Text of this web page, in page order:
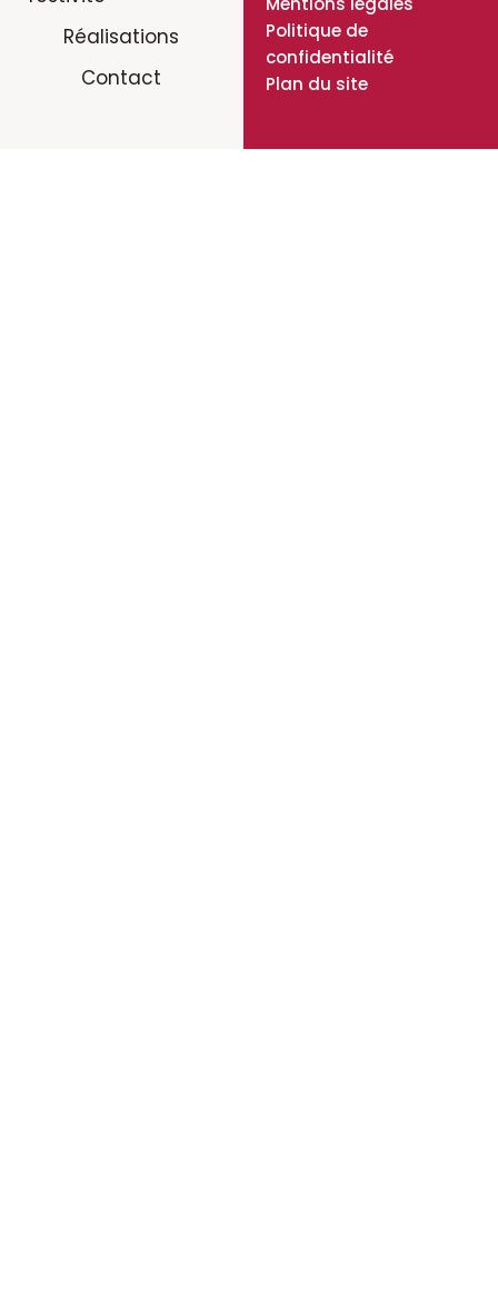
Réalisations
Contact
Politique de
confidentialité
Plan du site